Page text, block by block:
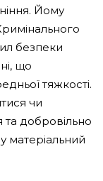
Йому
безпеки
що
тяжкості.
чи
добровільно
матеріальний